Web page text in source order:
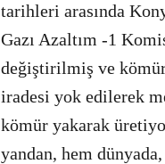
tarihleri arasında
Gazı Azaltım -1
değiştirilmiş ve
iradesi yok edilerek
kömür yakarak
yandan, hem